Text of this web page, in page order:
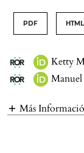
PDF HTML
Ketty
Más